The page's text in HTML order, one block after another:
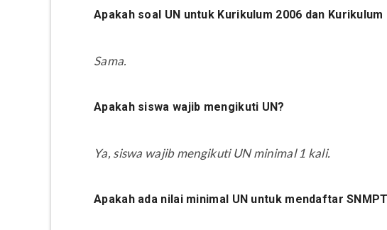
Apakah soal UN untuk Kurikulum 2006 dan Kurikulum
Sama.
Apakah siswa wajib mengikuti UN?
Ya, siswa wajib mengikuti UN minimal 1 kali.
Apakah ada nilai minimal UN untuk mendaftar